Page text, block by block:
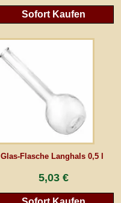
Sofort Kaufen
Glas-Flasche Langhals 0,5 l
5,03 €